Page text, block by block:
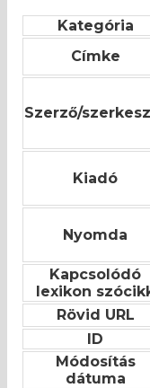
Kategória
Címke
Szerző/
Kiadó
Nyomda
Kapcsolódó
lexikon
Rövid URL
ID
Módosítás
dátuma